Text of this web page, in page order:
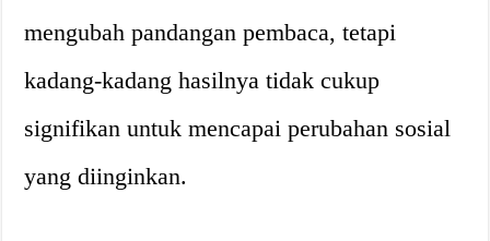
mengubah pandangan pembaca, tetapi
kadang-kadang hasilnya tidak cukup
signifikan untuk mencapai perubahan sosial
yang diinginkan.